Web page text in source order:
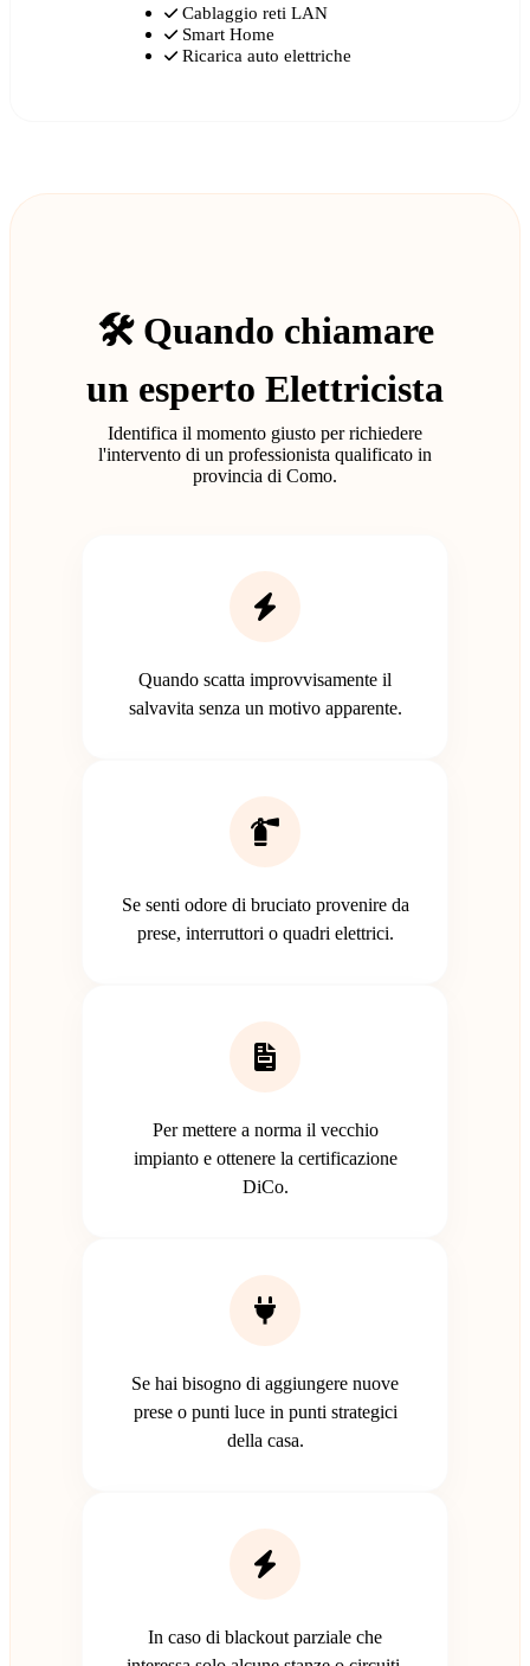
Cablaggio reti LAN
Smart Home
Ricarica auto elettriche
🛠️ Quando chiamare
un esperto Elettricista
Identifica il momento giusto per richiedere
l'intervento di un professionista qualificato in
provincia di Como.
Quando scatta improvvisamente il
salvavita senza un motivo apparente.
Se senti odore di bruciato provenire da
prese, interruttori o quadri elettrici.
Per mettere a norma il vecchio
impianto e ottenere la certificazione
DiCo.
Se hai bisogno di aggiungere nuove
prese o punti luce in punti strategici
della casa.
In caso di blackout parziale che